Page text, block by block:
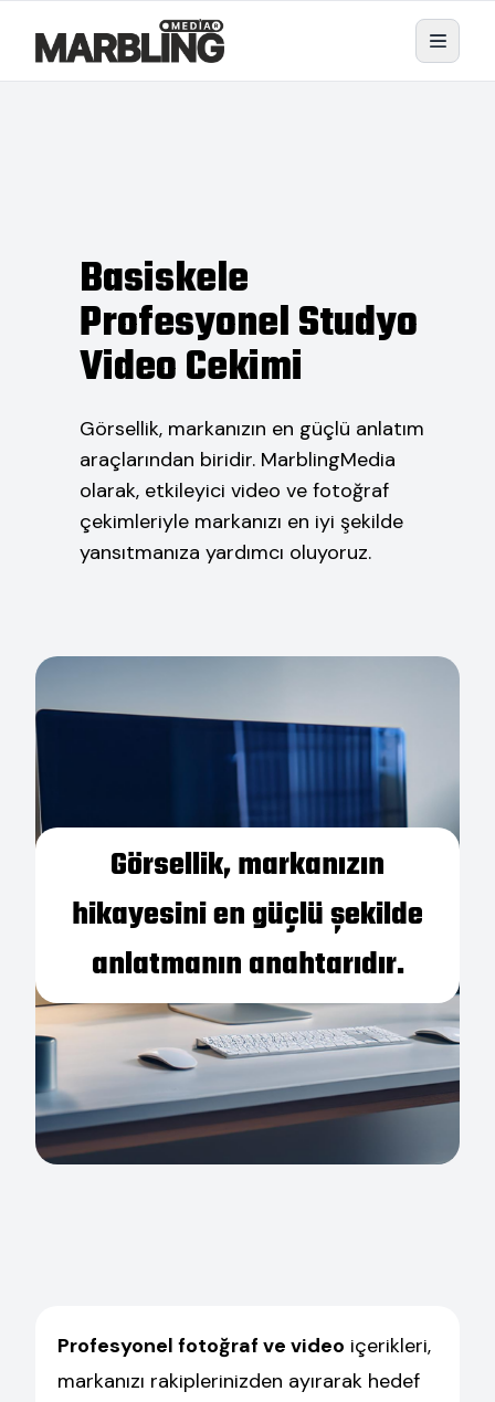
Basiskele
Profesyonel Studyo
Video Cekimi
Görsellik, markanızın en güçlü anlatım
araçlarından biridir. MarblingMedia
olarak, etkileyici video ve fotoğraf
çekimleriyle markanızı en iyi şekilde
yansıtmanıza yardımcı oluyoruz.
Görsellik, markanızın
hikayesini en güçlü şekilde
anlatmanın anahtarıdır.
Profesyonel fotoğraf ve video içerikleri,
markanızı rakiplerinizden ayırarak hedef